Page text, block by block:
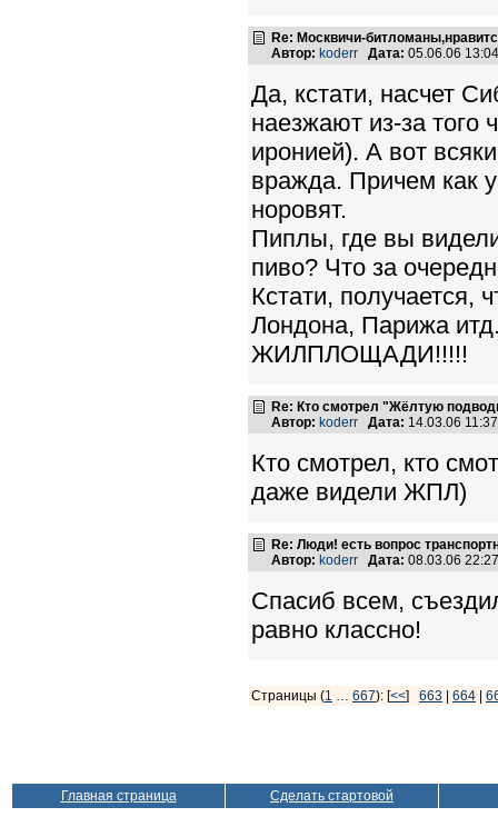
Re: Москвичи-
Автор: koderr Дата: 05.06.06
Да, кстати, насчет
наезжают из-за того
иронией). А вот
вражда. Причем как
норовят.
Пиплы, где вы
пиво? Что за
Кстати, получается,
Лондона, Парижа
ЖИЛПЛОЩАДИ!!!!!
Re: Кто смотрел "Жёлтую
Автор: koderr Дата: 14.03.06
Кто смотрел, кто
даже видели ЖПЛ)
Re: Люди! есть вопрос
Автор: koderr Дата: 08.03.06
Спасиб всем,
равно классно!
Страницы (1 667): [<<] 663 | 664 |
Главная страница Сделать стартовой